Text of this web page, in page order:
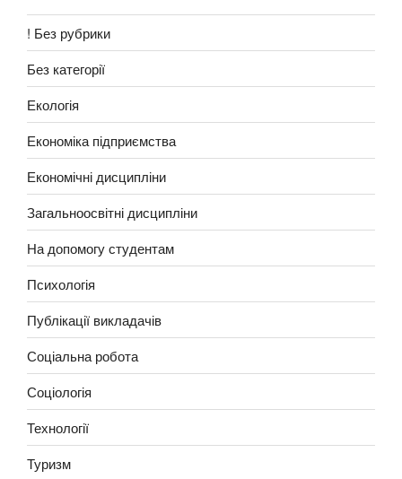
! Без рубрики
Без категорії
Екологія
Економіка підприємства
Економічні дисципліни
Загальноосвітні дисципліни
На допомогу студентам
Психологія
Публікації викладачів
Соціальна робота
Соціологія
Технології
Туризм